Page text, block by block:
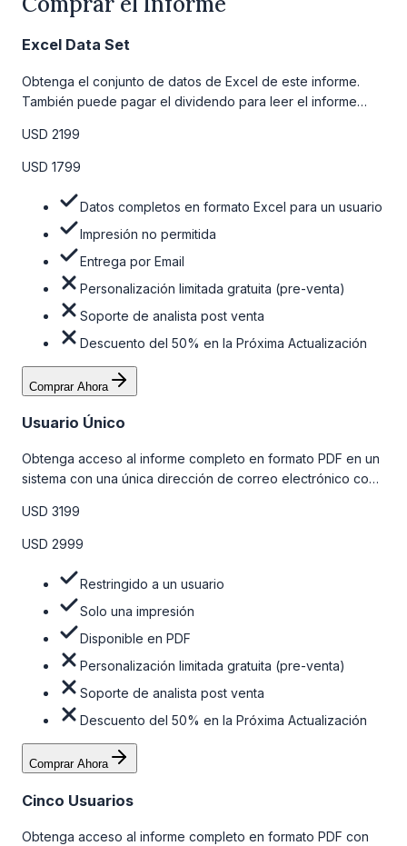
Excel Data Set
Obtenga el conjunto de datos de Excel de este informe.
También puede pagar el dividendo para leer el informe
la tabla de precios a continuación.
USD 2199
USD 1799
Datos completos en formato Excel para un usuario
Impresión no permitida
Entrega por Email
Personalización limitada gratuita (pre-venta)
Soporte de analista post venta
Descuento del 50% en la Próxima Actualización
Comprar Ahora
Usuario Único
Obtenga acceso al informe completo en formato PDF en un
sistema con una única dirección de correo electrónico con
la tabla de precios a continuación.
USD 3199
USD 2999
Restringido a un usuario
Solo una impresión
Disponible en PDF
Personalización limitada gratuita (pre-venta)
Soporte de analista post venta
Descuento del 50% en la Próxima Actualización
Comprar Ahora
Cinco Usuarios
Obtenga acceso al informe completo en formato PDF con